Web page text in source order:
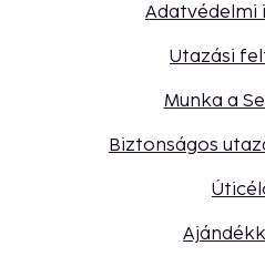
Adatvédelmi
Utazási
Munka a
Biztonságos